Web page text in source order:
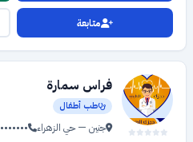
متابعة
فراس سمارة
طب أطفال
جنين — حي الزهراء •••••••